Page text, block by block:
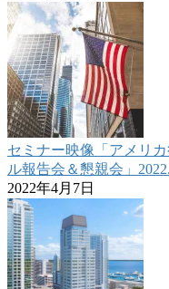
セミナー映像「アメリ
ル報告会＆懇親会」
2022年4月7日